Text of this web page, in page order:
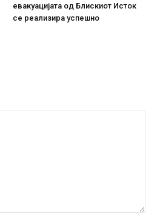
евакуацијата од Блискиот Исток
се реализира успешно